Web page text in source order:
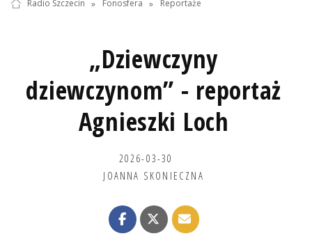
Radio Szczecin » Fonosfera » Reportaże
„Dziewczyny
dziewczynom” - reportaż
Agnieszki Loch
2026-03-30
JOANNA SKONIECZNA